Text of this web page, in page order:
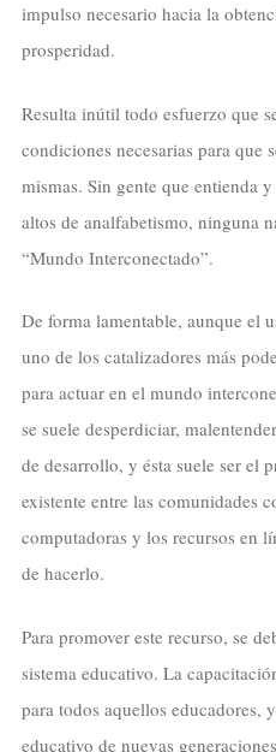
impulso necesario hacia la
prosperidad.
Resulta inútil todo esfuerzo que
condiciones necesarias para que
mismas. Sin gente que entienda
altos de analfabetismo, ninguna
“Mundo Interconectado”.
De forma lamentable, aunque el
uno de los catalizadores más
para actuar en el mundo
se suele desperdiciar,
de desarrollo, y ésta suele ser el
existente entre las comunidades
computadoras y los recursos en
de hacerlo.
Para promover este recurso, se
sistema educativo. La
para todos aquellos educadores,
educativo de nuevas